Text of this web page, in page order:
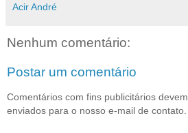
Acir André
Nenhum comentário:
Postar um comentário
Comentários com fins publicitários
enviados para o nosso e-mail de contato.